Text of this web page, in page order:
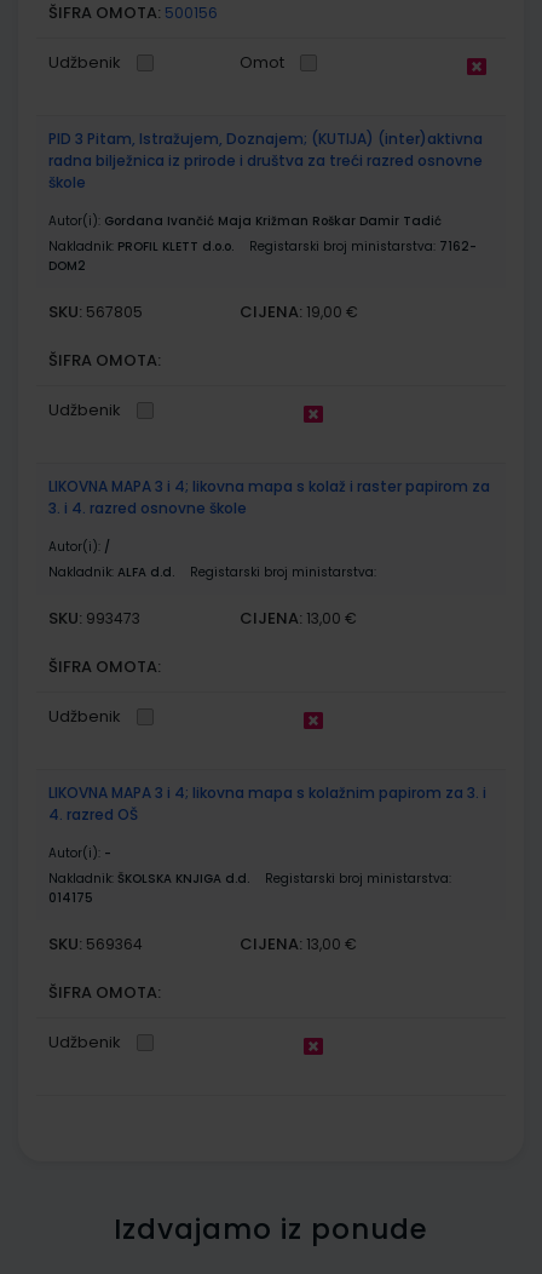
ŠIFRA OMOTA: 500156
Udžbenik Omot
PID 3 Pitam, Istražujem, Doznajem; (KUTIJA) (inter)aktivna
radna bilježnica iz prirode i društva za treći razred osnovne
škole
Autor(i): Gordana Ivančić Maja Križman Roškar Damir Tadić
Nakladnik: PROFIL KLETT d.o.o. Registarski broj ministarstva: 7162-
DOM2
SKU: 567805 CIJENA: 19,00 €
ŠIFRA OMOTA:
Udžbenik
LIKOVNA MAPA 3 i 4; likovna mapa s kolaž i raster papirom za
3. i 4. razred osnovne škole
Autor(i): /
Nakladnik: ALFA d.d. Registarski broj ministarstva:
SKU: 993473 CIJENA: 13,00 €
ŠIFRA OMOTA:
Udžbenik
LIKOVNA MAPA 3 i 4; likovna mapa s kolažnim papirom za 3. i
4. razred OŠ
Autor(i): -
Nakladnik: ŠKOLSKA KNJIGA d.d.
Registarski broj ministarstva:
014175
SKU: 569364 CIJENA: 13,00 €
ŠIFRA OMOTA:
Udžbenik
Izdvajamo iz ponude